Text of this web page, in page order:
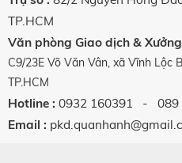
TP.HCM
Văn phòng Giao dịch &
C9/23E Võ Văn Vân, xã Vĩnh Lộc
TP.HCM
Hotline : 0932 160391 - 089
Email :